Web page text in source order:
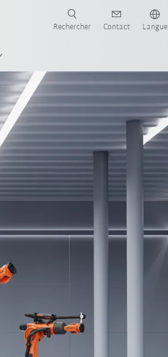
Rechercher Contact Langue